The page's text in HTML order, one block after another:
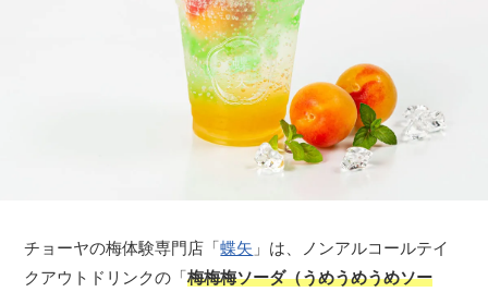
チョーヤの梅体験専門店「蝶矢 」は、ノンアルコールテイ
クアウトドリンクの「梅梅梅ソーダ（うめうめうめソー